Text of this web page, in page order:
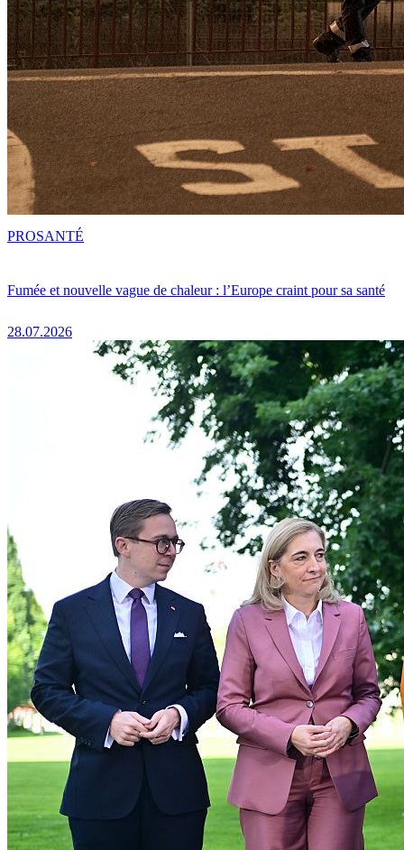
Fumée et nouvelle vague de chaleur : l’Europe craint pour sa santé
28.07.2026
PROSANTÉ